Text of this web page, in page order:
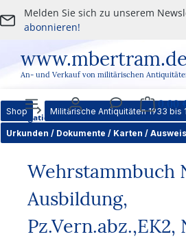
Zum Hauptinhalt springen
Melden Sie sich zu unserem
abonnieren!
www.mbertram.de
An- und Verkauf von militärischen
Navigation Benutzer Service
0,00
Shop Militärische Antiquitäten 1933 bis
Urkunden / Dokumente / Karten /
Wehrstammbuch
Ausbildung,
Pz.Vern.abz.,EK2,